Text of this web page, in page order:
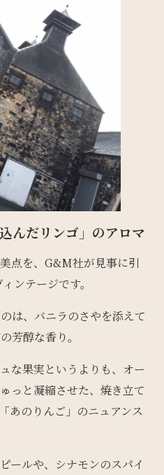
んだリンゴ」のアロマ
点を、G&M社が見事に引
ンテージです。
は、バニラのさやを添えて
芳醇な香り。
な果実というよりも、オー
っと凝縮させた、焼き立て
あのりんご」のニュアンス
ールや、シナモンのスパイ